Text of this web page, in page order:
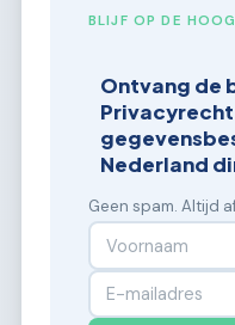
BLIJF OP DE
Ontvang de
Privacyrecht
Nederland
Geen spam. Altijd